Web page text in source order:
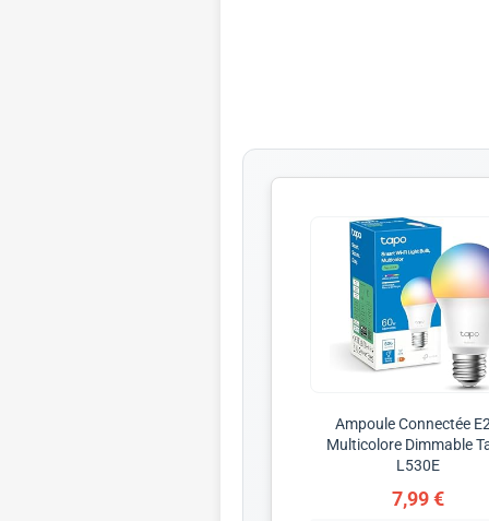
Ampoule Connectée
Multicolore Dimmable
L530E
7,99 €